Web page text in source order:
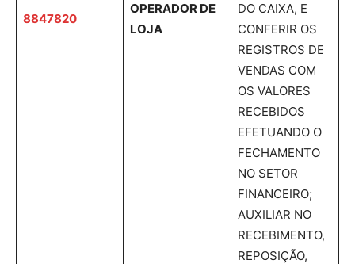
8847820
OPERADOR DE
LOJA
DO CAIXA, E
CONFERIR OS
REGISTROS DE
VENDAS COM
OS VALORES
RECEBIDOS
EFETUANDO O
FECHAMENTO
NO SETOR
FINANCEIRO;
AUXILIAR NO
RECEBIMENTO,
REPOSIÇÃO,